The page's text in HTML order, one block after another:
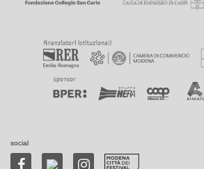
social